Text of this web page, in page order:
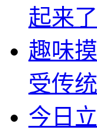
起来了
趣味
受传
今日